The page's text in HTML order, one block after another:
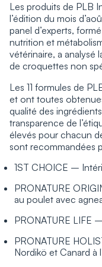
Les produits de PLB
l’édition du mois
panel d’experts,
nutrition et
vétérinaire, a analysé
de croquettes non
Les 11 formules de
et ont toutes
qualité des
transparence de
élevés pour chacun
sont recommandées
1ST CHOICE –
PRONATURE
au poulet avec
PRONATURE LIFE
PRONATURE
Nordikö et Canard à